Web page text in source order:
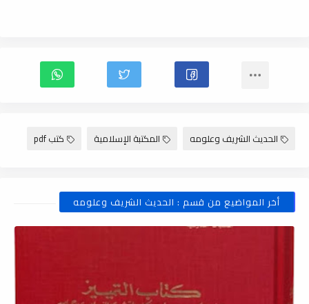
الحديث الشريف وعلومه المكتبة الإسلامية كتب pdf
أخر المواضيع من قسم : الحديث الشريف وعلومه